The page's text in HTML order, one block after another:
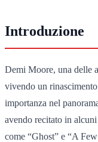
Introduzione
Demi Moore, una delle
vivendo un
importanza nel
avendo recitato in
come “Ghost” e “A